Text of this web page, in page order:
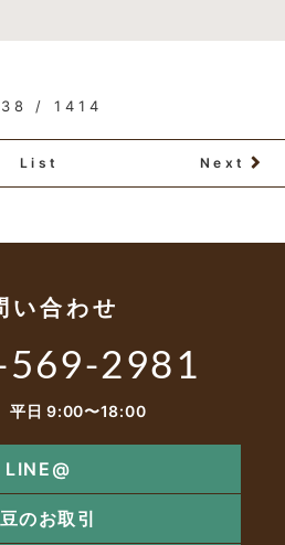
/ 1414
List Next
い合わせ
2981
平日 9:00〜18:00
LINE@
のお取引